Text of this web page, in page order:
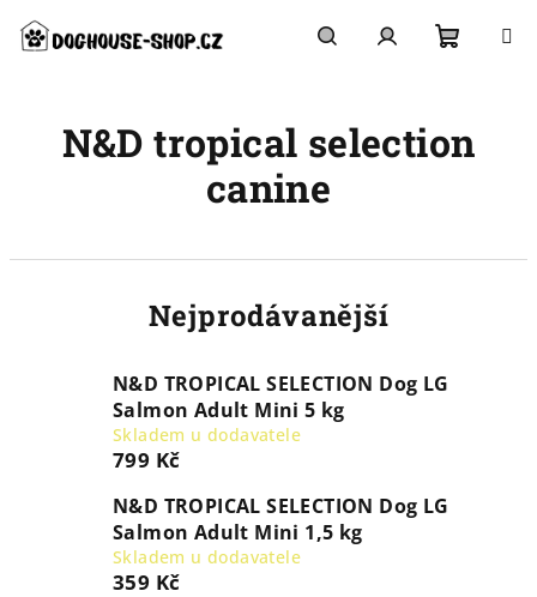
obsah
košík
N&D tropical selection
canine
Nejprodávanější
N&D TROPICAL SELECTION Dog LG
Salmon Adult Mini 5 kg
Skladem u dodavatele
799 Kč
N&D TROPICAL SELECTION Dog LG
Salmon Adult Mini 1,5 kg
Skladem u dodavatele
359 Kč